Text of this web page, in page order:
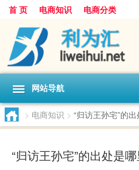
首 页 电商知识 电商分类
网站导航
> 电商知识 > “归访王孙宅”的
“归访王孙宅”的出处是